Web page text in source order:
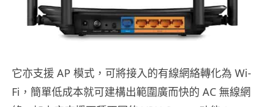
它亦支援 AP 模式，可將接入的有線網絡轉化為 Wi-
Fi，簡單低成本就可建構出範圍廣而快的 AC 無線網